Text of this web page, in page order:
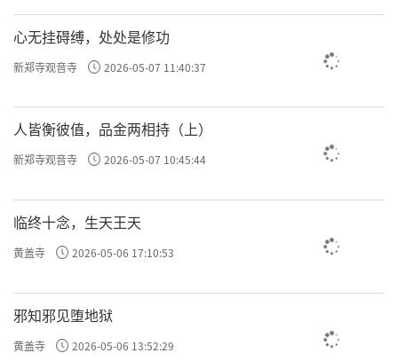
心无挂碍缚，处处是修功
新郑寺观音寺 2026-05-07 11:40:37
人皆衡彼值，品金两相持（上）
新郑寺观音寺 2026-05-07 10:45:44
临终十念，生天王天
黄盖寺 2026-05-06 17:10:53
邪知邪见堕地狱
黄盖寺 2026-05-06 13:52:29